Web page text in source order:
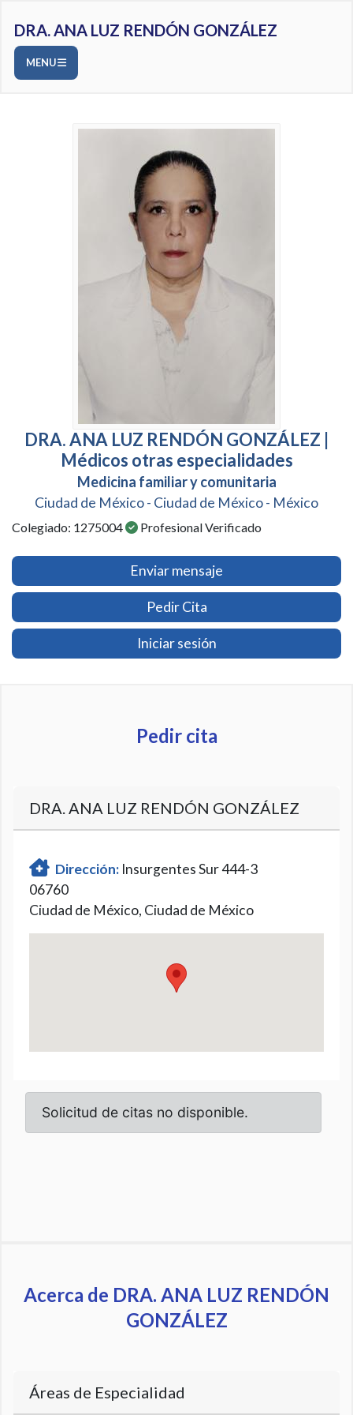
DRA. ANA LUZ RENDÓN GONZÁLEZ
MENU
DRA. ANA LUZ RENDÓN GONZÁLEZ |
Médicos otras especialidades
Medicina familiar y comunitaria
Ciudad de México - Ciudad de México - México
Colegiado: 1275004 Profesional Verificado
Enviar mensaje
Pedir Cita
Iniciar sesión
Pedir cita
DRA. ANA LUZ RENDÓN GONZÁLEZ
Dirección: Insurgentes Sur 444-3
06760
Ciudad de México, Ciudad de México
Acerca de DRA. ANA LUZ RENDÓN
GONZÁLEZ
Áreas de Especialidad